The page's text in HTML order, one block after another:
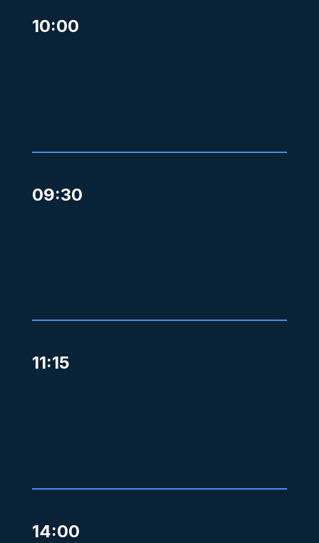
10:00
09:30
11:15
14:00